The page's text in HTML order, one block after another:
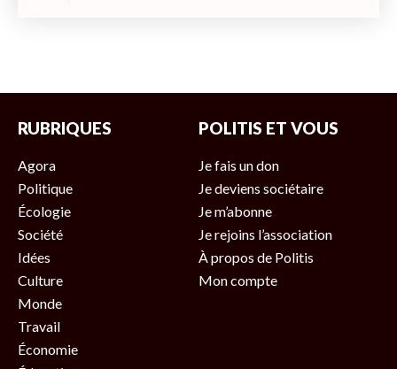
RUBRIQUES
Agora
Politique
Écologie
Société
Idées
Culture
Monde
Travail
Économie
POLITIS ET VOUS
Je fais un don
Je deviens sociétaire
Je m’abonne
Je rejoins l’association
À propos de Politis
Mon compte